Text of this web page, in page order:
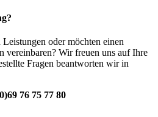
Leistungen oder möchten einen
vereinbaren? Wir freuen uns auf Ihre
Fragen beantworten wir in
76 75 77 80